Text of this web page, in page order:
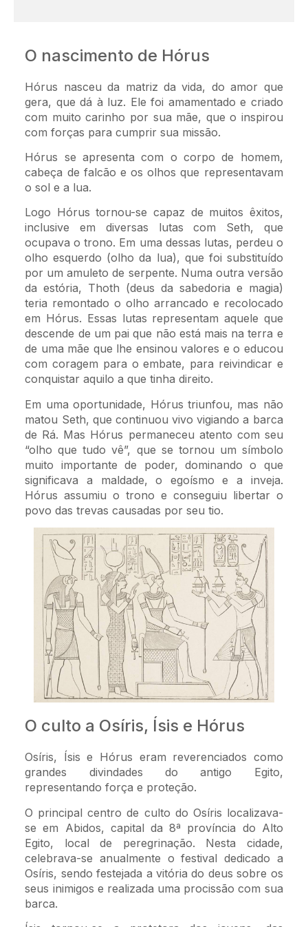
O nascimento de Hórus
Hórus nasceu da matriz da vida, do amor que
gera, que dá à luz. Ele foi amamentado e criado
com muito carinho por sua mãe, que o inspirou
com forças para cumprir sua missão.
Hórus se apresenta com o corpo de homem,
cabeça de falcão e os olhos que representavam
o sol e a lua.
Logo Hórus tornou-se capaz de muitos êxitos,
inclusive em diversas lutas com Seth, que
ocupava o trono. Em uma dessas lutas, perdeu o
olho esquerdo (olho da lua), que foi substituído
por um amuleto de serpente. Numa outra versão
da estória, Thoth (deus da sabedoria e magia)
teria remontado o olho arrancado e recolocado
em Hórus. Essas lutas representam aquele que
descende de um pai que não está mais na terra e
de uma mãe que lhe ensinou valores e o educou
com coragem para o embate, para reivindicar e
conquistar aquilo a que tinha direito.
Em uma oportunidade, Hórus triunfou, mas não
matou Seth, que continuou vivo vigiando a barca
de Rá. Mas Hórus permaneceu atento com seu
“olho que tudo vê”, que se tornou um símbolo
muito importante de poder, dominando o que
significava a maldade, o egoísmo e a inveja.
Hórus assumiu o trono e conseguiu libertar o
povo das trevas causadas por seu tio.
O culto a Osíris, Ísis e Hórus
Osíris, Ísis e Hórus eram reverenciados como
grandes divindades do antigo Egito,
representando força e proteção.
O principal centro de culto do Osíris localizava-
se em Abidos, capital da 8ª província do Alto
Egito, local de peregrinação. Nesta cidade,
celebrava-se anualmente o festival dedicado a
Osíris, sendo festejada a vitória do deus sobre os
seus inimigos e realizada uma procissão com sua
barca.